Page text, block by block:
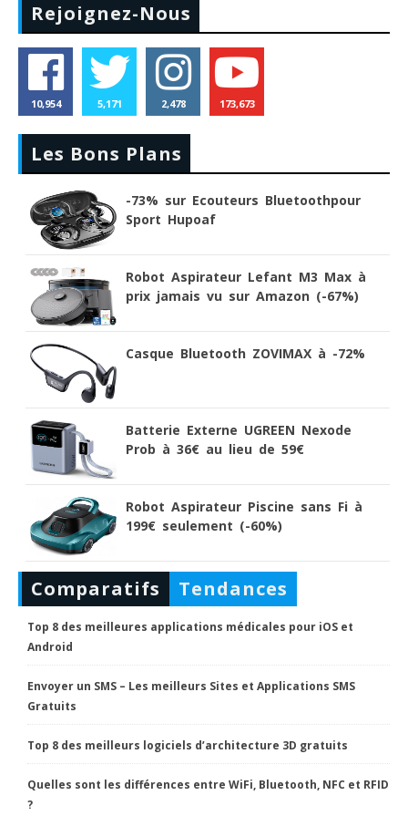
Rejoignez-Nous
10,954 5,171 2,478 173,673
Les Bons Plans
-73% sur Ecouteurs Bluetoothpour
Sport Hupoaf
Robot Aspirateur Lefant M3 Max à
prix jamais vu sur Amazon (-67%)
Casque Bluetooth ZOVIMAX à -72%
Batterie Externe UGREEN Nexode
Prob à 36€ au lieu de 59€
Robot Aspirateur Piscine sans Fi à
199€ seulement (-60%)
Comparatifs Tendances
Top 8 des meilleures applications médicales pour iOS et
Android
Envoyer un SMS – Les meilleurs Sites et Applications SMS
Gratuits
Top 8 des meilleurs logiciels d’architecture 3D gratuits
Quelles sont les différences entre WiFi, Bluetooth, NFC et RFID
?